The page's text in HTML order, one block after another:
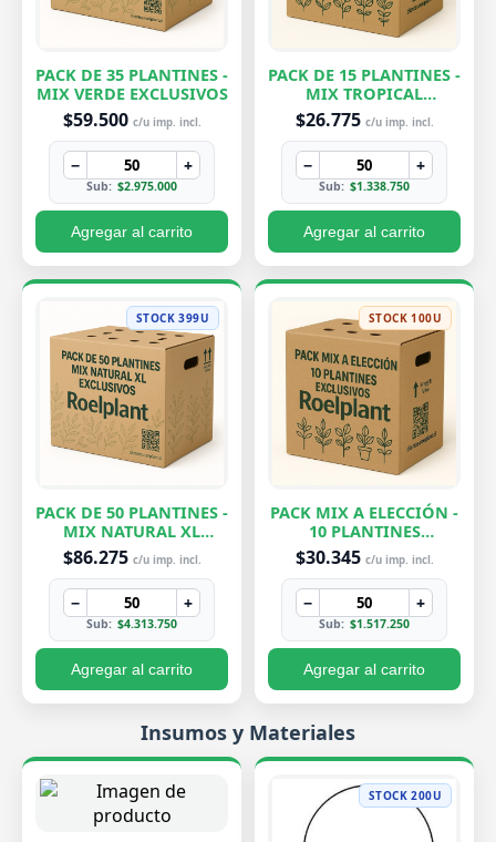
PACK DE 35 PLANTINES -
MIX VERDE EXCLUSIVOS
$59.500 c/u imp. incl.
− +
Sub: $2.975.000
Agregar al carrito
PACK DE 15 PLANTINES -
MIX TROPICAL
EXCLUSIVOS
$26.775 c/u imp. incl.
− +
Sub: $1.338.750
Agregar al carrito
STOCK 399U
PACK DE 50 PLANTINES -
MIX NATURAL XL
EXCLUSIVOS
$86.275 c/u imp. incl.
− +
Sub: $4.313.750
Agregar al carrito
STOCK 100U
PACK MIX A ELECCIÓN -
10 PLANTINES
EXCLUSIVOS
$30.345 c/u imp. incl.
− +
Sub: $1.517.250
Agregar al carrito
Insumos y Materiales
STOCK 200U